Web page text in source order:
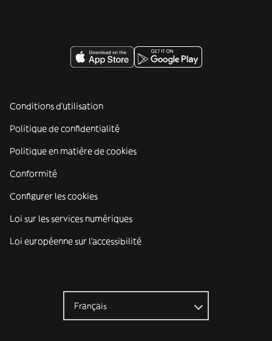
Conditions d'utilisation
Politique de confidentialité
Politique en matière de cookies
Conformité
Configurer les cookies
Loi sur les services numériques
Loi européenne sur l’accessibilité